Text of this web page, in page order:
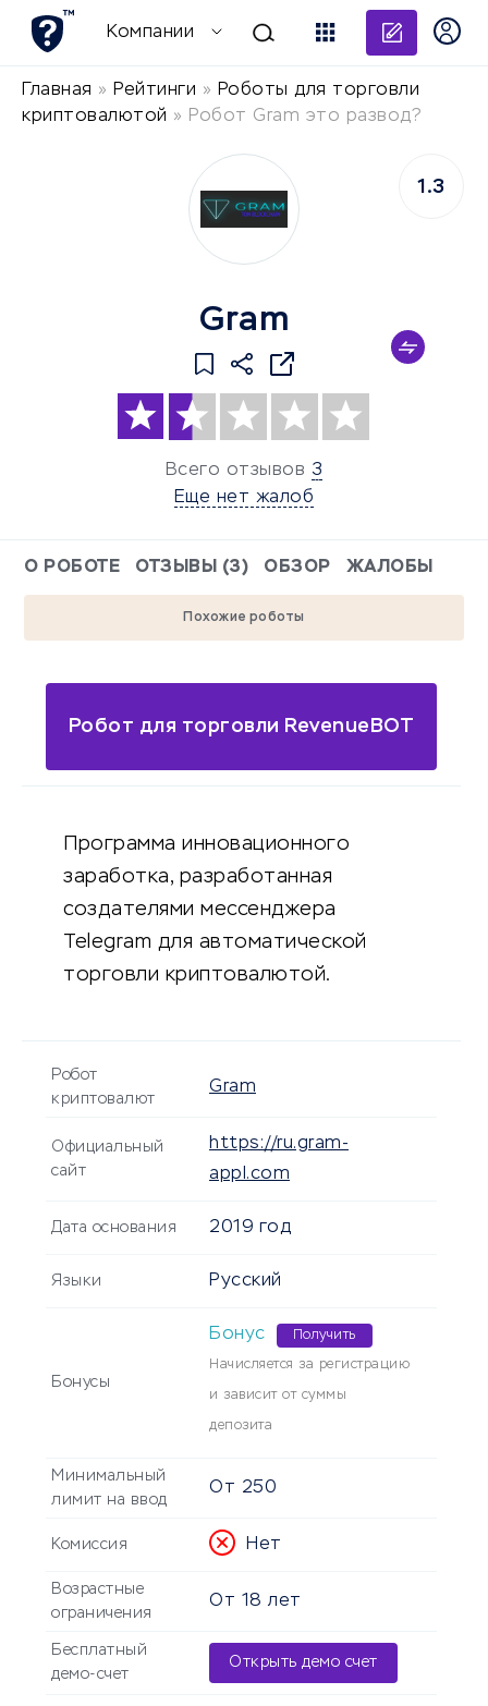
Компании
Главная » Рейтинги » Роботы для торговли
криптовалютой » Робот Gram это развод?
Gram
Всего отзывов 3
Еще нет жалоб
1.3
О РОБОТЕ ОТЗЫВЫ (3) ОБЗОР ЖАЛОБЫ
Похожие роботы
Робот для торговли RevenueBOT
Программа инновационного
заработка, разработанная
создателями мессенджера
Telegram для автоматической
торговли криптовалютой.
Робот
криптовалют
Gram
Официальный
сайт
https://ru.gram-
appl.com
Дата основания 2019 год
Языки Русский
Бонусы
Бонус Получить
Начисляется за регистрацию
и зависит от суммы
депозита
Минимальный
лимит на ввод
От 250
Комиссия Нет
Возрастные
ограничения
От 18 лет
Бесплатный
демо-счет
Открыть демо счет